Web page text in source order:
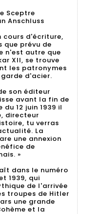
Sceptre
Anschluss
cours d'écriture,
que prévu de
n'est autre que
XII, se trouve
les patronymes
d'acier.
son éditeur
avant la fin de
12 juin 1939 il
directeur
tu verras
La
une annexion
de
»
dans le numéro
1939, qui
de l'arrivée
troupes de Hitler
une grande
et la